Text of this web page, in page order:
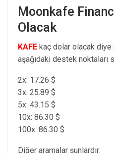
Moonkafe
Olacak
KAFE kaç dolar olacak
aşağıdaki destek noktaları
2x: 17.26 $
3x: 25.89 $
5x: 43.15 $
10x: 86.30 $
100x: 86.30 $
Diğer aramalar şunlardır: